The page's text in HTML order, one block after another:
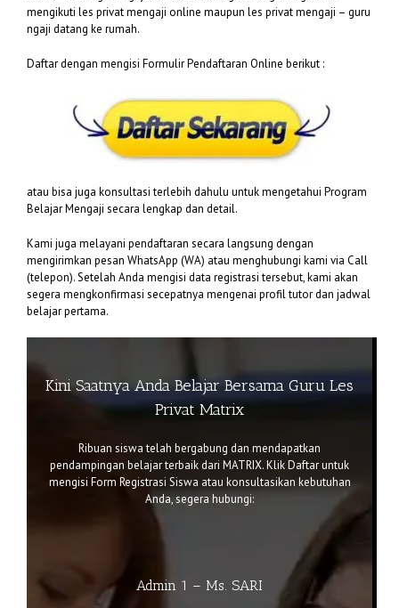
mengikuti les privat mengaji online maupun les privat mengaji – guru
ngaji datang ke rumah.
Daftar dengan mengisi Formulir Pendaftaran Online berikut :
atau bisa juga konsultasi terlebih dahulu untuk mengetahui Program
Belajar Mengaji secara lengkap dan detail.
Kami juga melayani pendaftaran secara langsung dengan
mengirimkan pesan WhatsApp (WA) atau menghubungi kami via Call
(telepon). Setelah Anda mengisi data registrasi tersebut, kami akan
segera mengkonfirmasi secepatnya mengenai profil tutor dan jadwal
belajar pertama.
Kini Saatnya Anda Belajar Bersama Guru Les
Privat Matrix
Ribuan siswa telah bergabung dan mendapatkan
pendampingan belajar terbaik dari MATRIX. KlikDaftaruntuk
mengisi Form Registrasi Siswa atau konsultasikan kebutuhan
Anda, segera hubungi:
Admin 1 – Ms. SARI